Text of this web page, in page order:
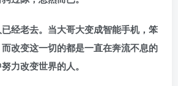
经老去。当大哥大变成智能手机，笨
改变这一切的都是一直在奔流不息的
力改变世界的人。